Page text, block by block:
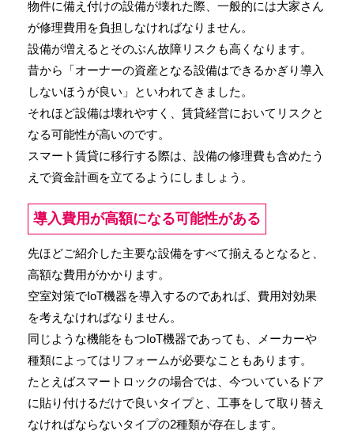
物件に備え付けの設備が壊れた際、一般的には大家さん
が修理費用を負担しなければなりません。
設備が増えるとそのぶん故障リスクも高くなります。
昔から「オーナーの資産となる設備はできるかぎり導入
しないほうが良い」といわれてきました。
それほど設備は壊れやすく、賃貸経営においてリスクと
なる可能性が高いのです。
スマート賃貸に移行する際は、設備の修理費も含めたう
えで資金計画を立てるようにしましょう。
導入費用が高額になる可能性がある
先ほどご紹介した主要な設備をすべて揃えるとなると、
高額な費用がかかります。
空室対策でIoT機器を導入するのであれば、費用対効果
を考えなければなりません。
同じような機能をもつIoT機器であっても、メーカーや
種類によってはリフォームが必要なこともあります。
たとえばスマートロックの場合では、今ついているドア
に貼り付けるだけで良いタイプと、工事をして取り替え
なければならないタイプの2種類が存在します。